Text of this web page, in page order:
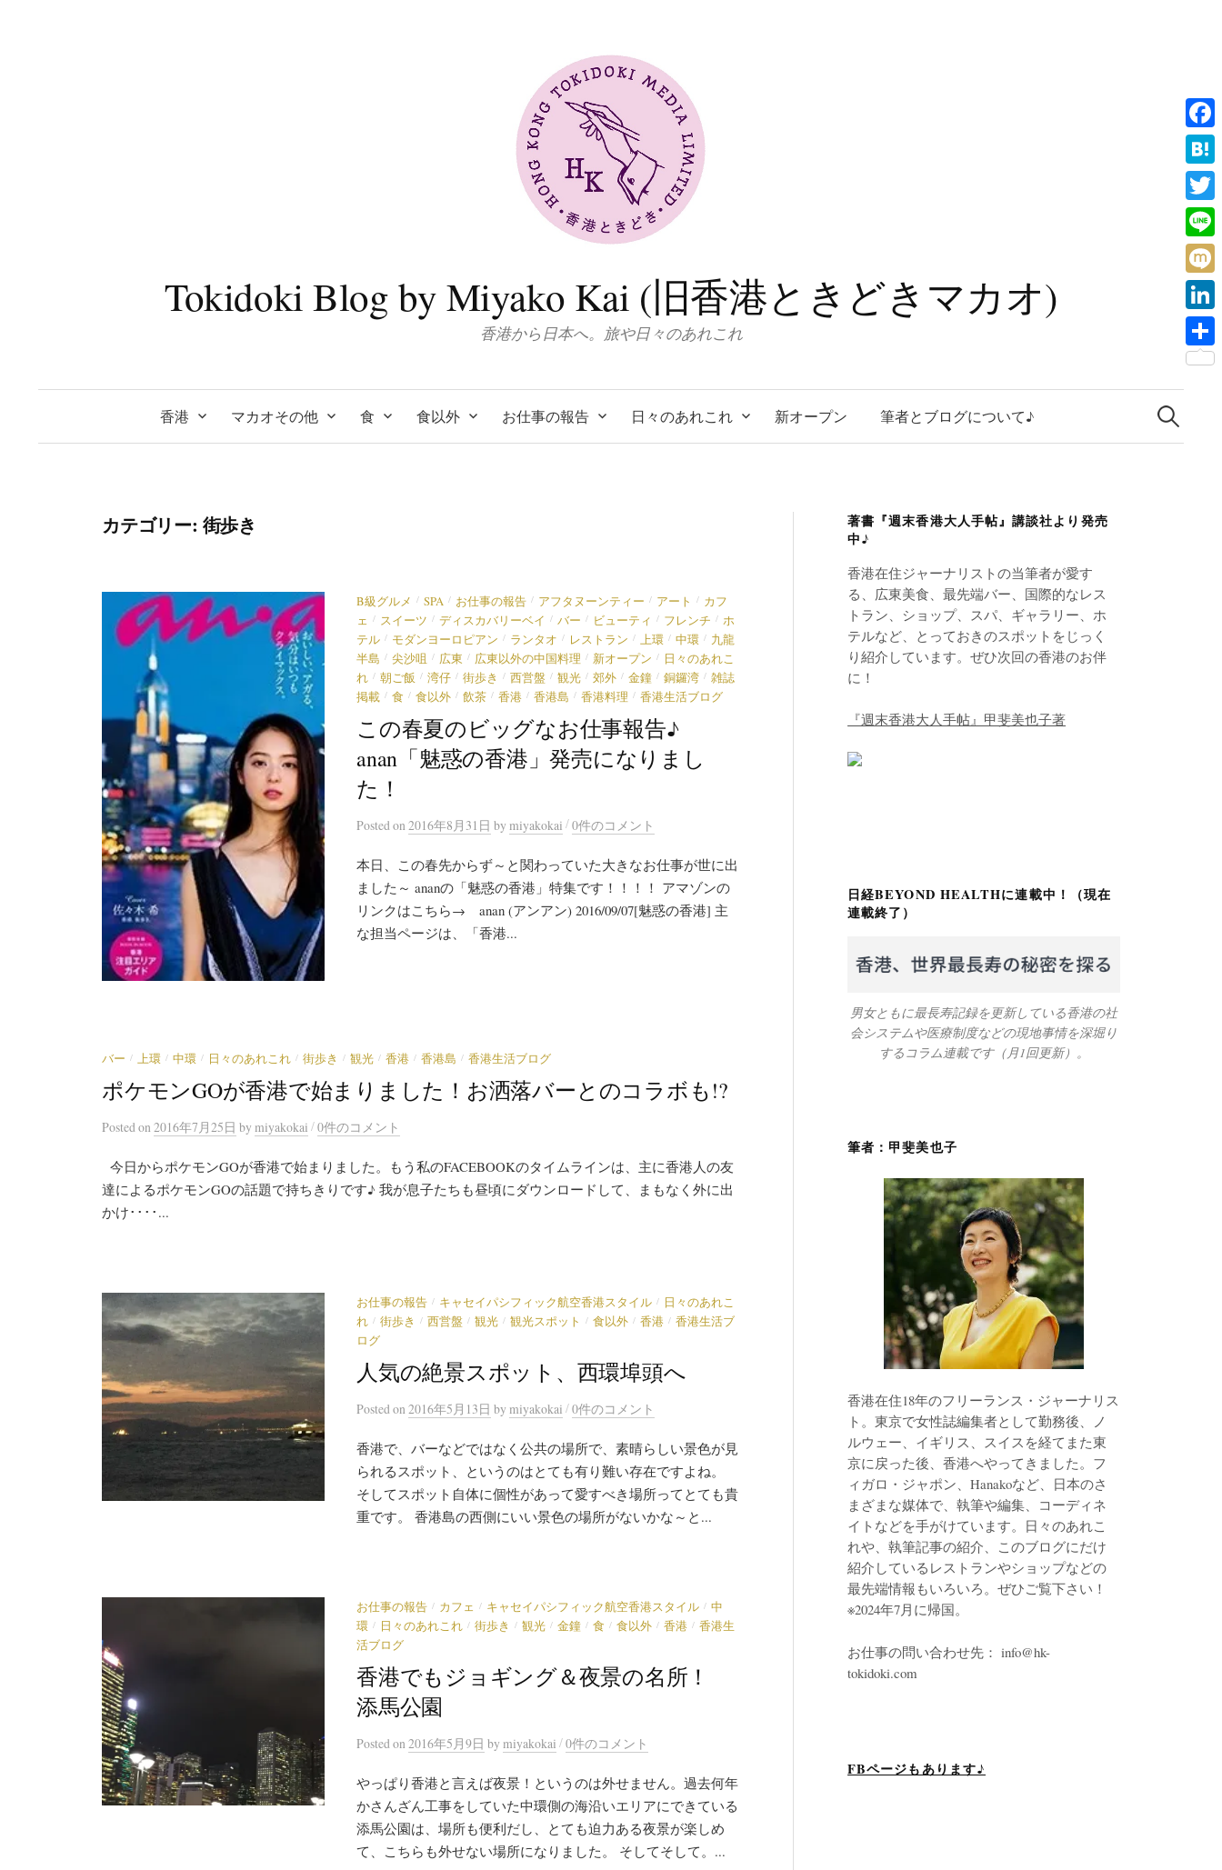
Tokidoki Blog by Miyako Kai (旧香港ときどきマカオ)
香港から日本へ。旅や日々のあれこれ
香港 マカオその他 食 食以外 お仕事の報告 日々のあれこれ 新オープン 筆者とブログについて♪
検
索:
カテゴリー: 街歩き
B級グルメ / SPA / お仕事の報告 / アフタヌーンティー / アート / カフ
ェ / スイーツ / ディスカバリーベイ / バー / ビューティ / フレンチ / ホ
テル / モダンヨーロピアン / ランタオ / レストラン / 上環 / 中環 / 九龍
半島 / 尖沙咀 / 広東 / 広東以外の中国料理 / 新オープン / 日々のあれこ
れ / 朝ご飯 / 湾仔 / 街歩き / 西営盤 / 観光 / 郊外 / 金鐘 / 銅鑼湾 / 雑誌
掲載 / 食 / 食以外 / 飲茶 / 香港 / 香港島 / 香港料理 / 香港生活ブログ
この春夏のビッグなお仕事報告♪
anan「魅惑の香港」発売になりまし
た！
Posted on 2016年8月31日 by miyakokai /0件のコメント
本日、この春先からず～と関わっていた大きなお仕事が世に出
ました～ ananの「魅惑の香港」特集です！！！！ アマゾンの
リンクはこちら→ anan (アンアン) 2016/09/07[魅惑の香港] 主
な担当ページは、「香港...
バー / 上環 / 中環 / 日々のあれこれ / 街歩き / 観光 / 香港 / 香港島 / 香港生活ブログ
ポケモンGOが香港で始まりました！お洒落バーとのコラボも!?
Postedon 2016年7月25日 by miyakokai /0件のコメント
今日からポケモンGOが香港で始まりました。もう私のFACEBOOKのタイムラインは、主に香港人の友
達によるポケモンGOの話題で持ちきりです♪ 我が息子たちも昼頃にダウンロードして、まもなく外に出
かけ････...
お仕事の報告 / キャセイパシフィック航空香港スタイル / 日々のあれこ
れ / 街歩き / 西営盤 / 観光 / 観光スポット / 食以外 / 香港 / 香港生活ブ
ログ
人気の絶景スポット、西環埠頭へ
Postedon 2016年5月13日 by miyakokai /0件のコメント
香港で、バーなどではなく公共の場所で、素晴らしい景色が見
られるスポット、というのはとても有り難い存在ですよね。
そしてスポット自体に個性があって愛すべき場所ってとても貴
重です。 香港島の西側にいい景色の場所がないかな～と...
お仕事の報告 / カフェ / キャセイパシフィック航空香港スタイル / 中
環 / 日々のあれこれ / 街歩き / 観光 / 金鐘 / 食 / 食以外 / 香港 / 香港生
活ブログ
香港でもジョギング＆夜景の名所！
添馬公園
Postedon 2016年5月9日 by miyakokai /0件のコメント
やっぱり香港と言えば夜景！というのは外せません。過去何年
かさんざん工事をしていた中環側の海沿いエリアにできている
添馬公園は、場所も便利だし、とても迫力ある夜景が楽しめ
て、こちらも外せない場所になりました。 そしてそして。...
著書『週末香港大人手帖』講談社より発売
中♪
香港在住ジャーナリストの当筆者が愛す
る、広東美食、最先端バー、国際的なレス
トラン、ショップ、スパ、ギャラリー、ホ
テルなど、とっておきのスポットをじっく
り紹介しています。ぜひ次回の香港のお伴
に！
『週末香港大人手帖』甲斐美也子著
日経BEYOND HEALTHに連載中！（現在
連載終了）
男女ともに最長寿記録を更新している香港の社
会システムや医療制度などの現地事情を深堀り
するコラム連載です（月1回更新）。
筆者：甲斐美也子
香港在住18年のフリーランス・ジャーナリス
ト。東京で女性誌編集者として勤務後、ノ
ルウェー、イギリス、スイスを経てまた東
京に戻った後、香港へやってきました。フ
ィガロ・ジャポン、Hanakoなど、日本のさ
まざまな媒体で、執筆や編集、コーディネ
イトなどを手がけています。日々のあれこ
れや、執筆記事の紹介、このブログにだけ
紹介しているレストランやショップなどの
最先端情報もいろいろ。ぜひご覧下さい！
※2024年7月に帰国。
お仕事の問い合わせ先： info@hk-
tokidoki.com
FBページもあります♪
F
a
c
e
b
o
o
k
H
a
t
e
n
a
T
w
i
t
e
L
i
n
e
M
i
x
L
i
共